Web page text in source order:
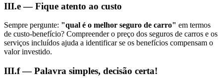
III.e — Fique atento ao custo
Sempre pergunte: "qual é o melhor seguro de carro" em termos
de custo-benefício? Compreender o preço dos seguros de carros e os
serviços incluídos ajuda a identificar se os benefícios compensam o
valor investido.
III.f — Palavra simples, decisão certa!